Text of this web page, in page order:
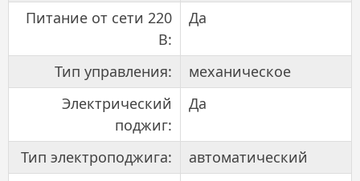
Питание от сети 220
В:
Да
Тип управления:
механическое
Электрический
поджиг:
Да
Тип электроподжига:
автоматический